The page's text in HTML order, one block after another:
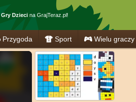
Gry Dziecina GrajTeraz.pl!
Przygoda Sport Wielu graczy